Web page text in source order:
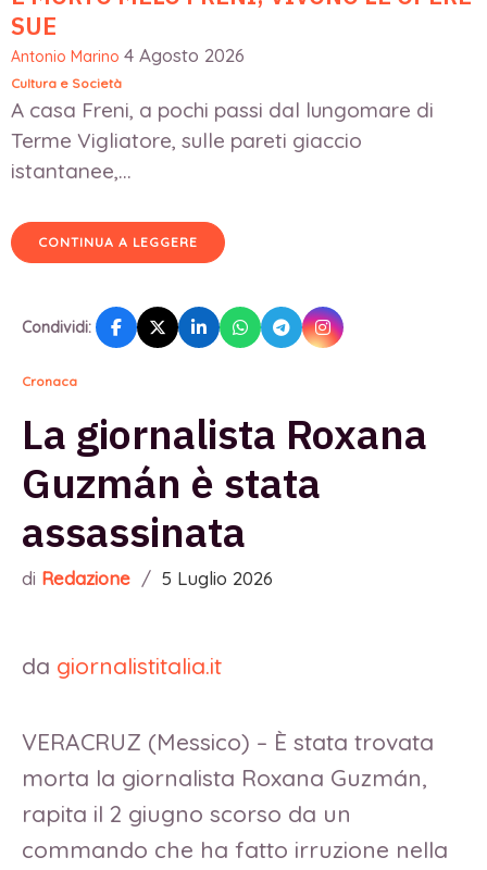
SUE
Antonio Marino 4 Agosto 2026
Cultura e Società
A casa Freni, a pochi passi dal lungomare di
Terme Vigliatore, sulle pareti giaccio
istantanee,...
CONTINUA A LEGGERE
Condividi:
Cronaca
La giornalista Roxana
Guzmán è stata
assassinata
di Redazione / 5 Luglio 2026
da giornalistitalia.it
VERACRUZ (Messico) – È stata trovata
morta la giornalista Roxana Guzmán,
rapita il 2 giugno scorso da un
commando che ha fatto irruzione nella